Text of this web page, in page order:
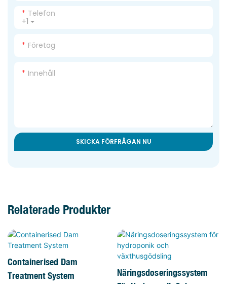
+1
Telefon
Företag
Innehåll
SKICKA FÖRFRÅGAN NU
Relaterade Produkter
Containerised Dam
Treatment System
Näringsdoseringssystem